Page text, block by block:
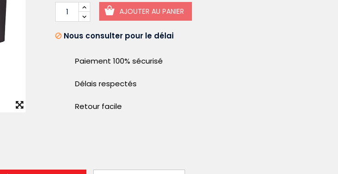
AJOUTER AU PANIER
Nous consulter pour le délai
Paiement 100% sécurisé
Délais respectés
Retour facile